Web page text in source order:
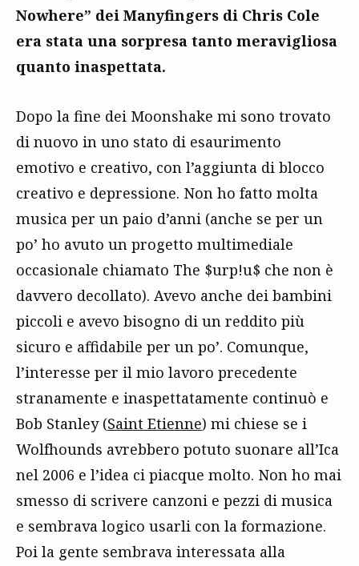
Nowhere” dei Manyfingers di Chris Cole
era stata una sorpresa tanto meravigliosa
quanto inaspettata.
Dopo la fine dei Moonshake mi sono trovato
di nuovo in uno stato di esaurimento
emotivo e creativo, con l’aggiunta di blocco
creativo e depressione. Non ho fatto molta
musica per un paio d’anni (anche se per un
po’ ho avuto un progetto multimediale
occasionale chiamato The $urp!u$ che non è
davvero decollato). Avevo anche dei bambini
piccoli e avevo bisogno di un reddito più
sicuro e affidabile per un po’. Comunque,
l’interesse per il mio lavoro precedente
stranamente e inaspettatamente continuò e
Bob Stanley (Saint Etienne) mi chiese se i
Wolfhounds avrebbero potuto suonare all’Ica
nel 2006 e l’idea ci piacque molto. Non ho mai
smesso di scrivere canzoni e pezzi di musica
e sembrava logico usarli con la formazione.
Poi la gente sembrava interessata alla